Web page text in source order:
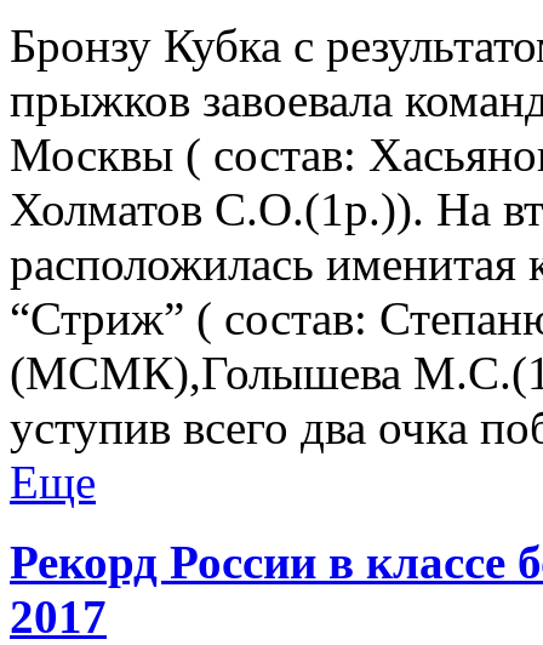
Бронзу Кубка с
прыжков завоевала
Москвы ( состав:
Холматов С.О.(1р.)). На
расположилась
“Стриж” ( состав:
(МСМК),Голышева М.С.(1
уступив всего два очка
Еще
Рекорд России в
2017